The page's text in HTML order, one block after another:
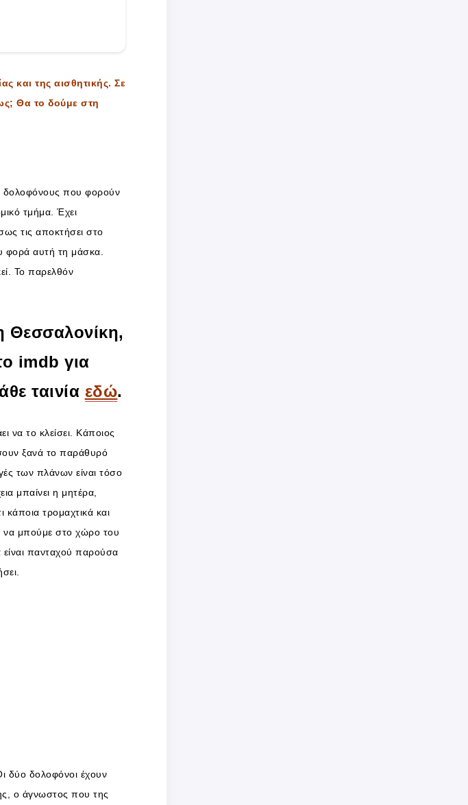
και της αισθητικής. Σε
Θα το δούμε στη
δολοφόνους που φορούν
τμήμα. Έχει
τις αποκτήσει στο
φορά αυτή τη μάσκα.
Το παρελθόν
Θεσσαλονίκη,
imdb για
ταινία εδώ.
να το κλείσει. Κάποιος
ξανά το παράθυρό
των πλάνων είναι τόσο
μπαίνει η μητέρα,
κάποια τρομαχτικά και
να μπούμε στο χώρο του
είναι πανταχού παρούσα
δύο δολοφόνοι έχουν
ο άγνωστος που της